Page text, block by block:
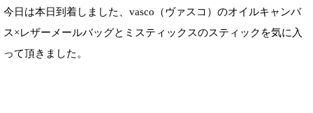
今日は本日到着しました、vasco（ヴァスコ）のオイルキャンバ
ス×レザーメールバッグとミスティックスのスティックを気に入
って頂きました。